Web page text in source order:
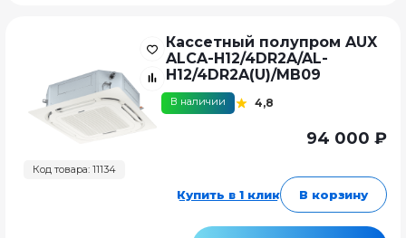
Код товара: 11134
Кассетный полупром AUX
ALCA-H12/4DR2A/AL-
H12/4DR2A(U)/MB09
В наличии 4,8
94 000 ₽
Купить в 1 клик В корзину